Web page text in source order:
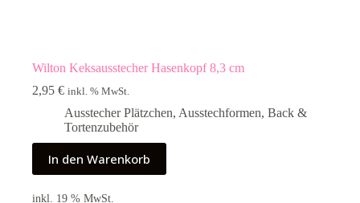
Wilton Keksausstecher Hasenkopf 8,3 cm
2,95 € inkl. % MwSt.
Ausstecher Plätzchen, Ausstechformen, Back &
Tortenzubehör
In den Warenkorb
inkl. 19 % MwSt.